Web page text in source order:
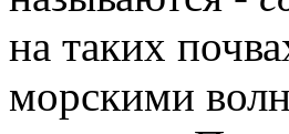
на таких
морскими